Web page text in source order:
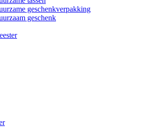
geschenkverpakking
geschenk